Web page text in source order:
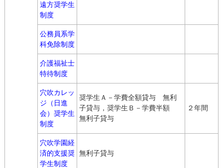
遠方奨学生
制度
公務員系学
科免除制度
介護福祉士
特待制度
穴吹カレッ
ジ（日進
会）奨学生
制度
奨学生Ａ－学費全額貸与 無利
子貸与，奨学生Ｂ－学費半額
無利子貸与
２年間
穴吹学園経
済的支援奨
学生制度
無利子貸与